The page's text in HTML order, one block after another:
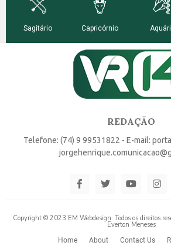
REDAÇÃO
Telefone: (74) 9 99531822 - E-mail:
Copyright © 2023 EM Webdesign. Todos os direitos
Everton Meneses
Home About Contact Us